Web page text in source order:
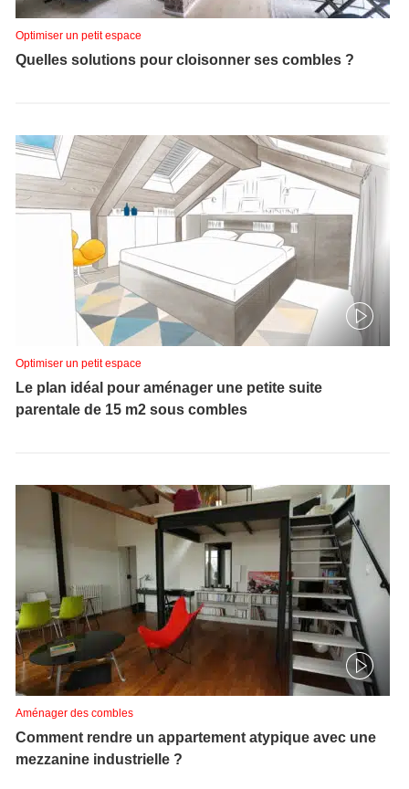
Optimiser un petit espace
Quelles solutions pour cloisonner ses combles ?
Optimiser un petit espace
Le plan idéal pour aménager une petite suite
parentale de 15 m2 sous combles
Aménager des combles
Comment rendre un appartement atypique avec une
mezzanine industrielle ?